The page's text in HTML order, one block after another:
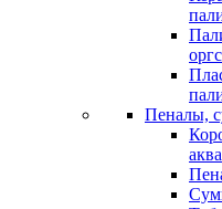
Пеналы,